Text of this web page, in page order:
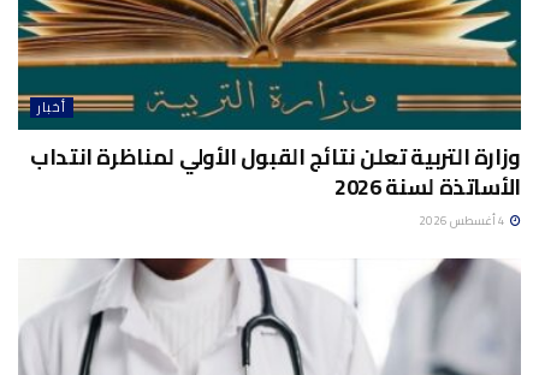
أخبار
وزارة التربية تعلن نتائج القبول الأولي لمناظرة انتداب
الأساتذة لسنة 2026